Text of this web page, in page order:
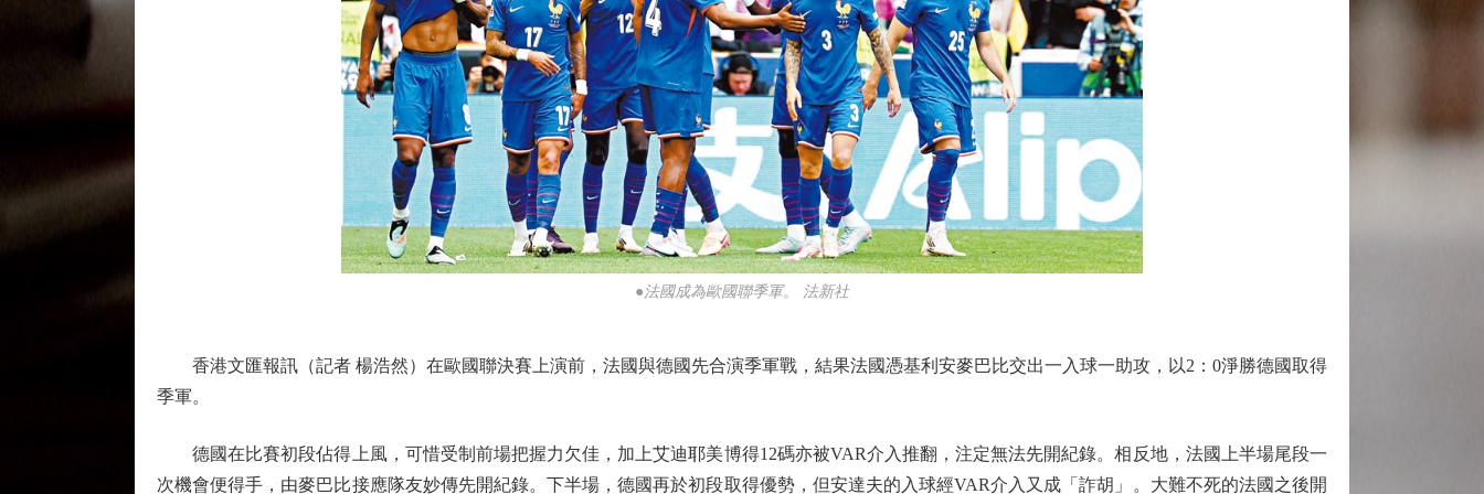
●法國成為歐國聯季軍。 法新社
香港文匯報訊（記者 楊浩然）在歐國聯決賽上演前，法國與德國先合演季軍戰，結果法國憑基利安麥巴比交出一入球一助攻，以2：0淨勝德國取得
季軍。
德國在比賽初段佔得上風，可惜受制前場把握力欠佳，加上艾迪耶美博得12碼亦被VAR介入推翻，注定無法先開紀錄。相反地，法國上半場尾段一
次機會便得手，由麥巴比接應隊友妙傳先開紀錄。下半場，德國再於初段取得優勢，但安達夫的入球經VAR介入又成「詐胡」。大難不死的法國之後開